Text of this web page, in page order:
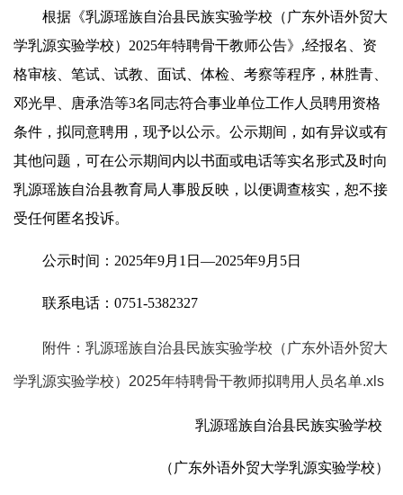
根据《乳源瑶族自治县民族实验学校（广东外语外贸大
学乳源实验学校）2025年特聘骨干教师公告》,经报名、资
格审核、笔试、试教、面试、体检、考察等程序，林胜青、
邓光早、唐承浩等3名同志符合事业单位工作人员聘用资格
条件，拟同意聘用，现予以公示。公示期间，如有异议或有
其他问题，可在公示期间内以书面或电话等实名形式及时向
乳源瑶族自治县教育局人事股反映，以便调查核实，恕不接
受任何匿名投诉。
公示时间：2025年9月1日—2025年9月5日
联系电话：0751-5382327
附件：乳源瑶族自治县民族实验学校（广东外语外贸大
学乳源实验学校）2025年特聘骨干教师拟聘用人员名单.xls
乳源瑶族自治县民族实验学校
（广东外语外贸大学乳源实验学校）